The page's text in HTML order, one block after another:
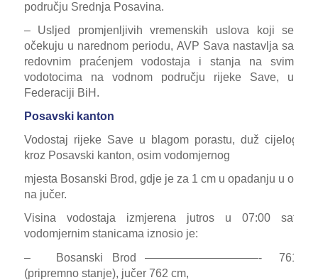
području Srednja Posavina.
– Usljed promjenljivih vremenskih uslova koji se
očekuju u narednom periodu, AVP Sava nastavlja sa
redovnim praćenjem vodostaja i stanja na svim
vodotocima na vodnom području rijeke Save, u
Federaciji BiH.
Posavski kanton
Vodostaj rijeke Save u blagom porastu, duž cijelog
kroz Posavski kanton, osim vodomjernog
mjesta Bosanski Brod, gdje je za 1 cm u opadanju u
na jučer.
Visina vodostaja izmjerena jutros u 07:00 sati,
vodomjernim stanicama iznosio je:
– Bosanski Brod ——————————- 761
(pripremno stanje), jučer 762 cm,